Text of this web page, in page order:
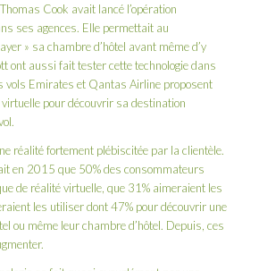
Cook avait lancé l’opération
ses agences. Elle permettait au
» sa chambre d’hôtel avant même d’y
ont aussi fait tester cette technologie dans
vols Emirates et Qantas Airline proposent
pour découvrir sa destination
réalité fortement plébiscitée par la clientèle.
en 2015 que 50% des consommateurs
de réalité virtuelle, que 31% aimeraient les
les utiliser dont 47% pour découvrir une
ou même leur chambre d’hôtel. Depuis, ces